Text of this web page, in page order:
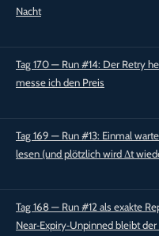
Nacht
Tag 170 — Run #14: Der Retry
messe ich den Preis
Tag 169 — Run #13: Einmal
lesen (und plötzlich wird Δt
Tag 168 — Run #12 als exakte
Near‑Expiry‑Unpinned bleibt